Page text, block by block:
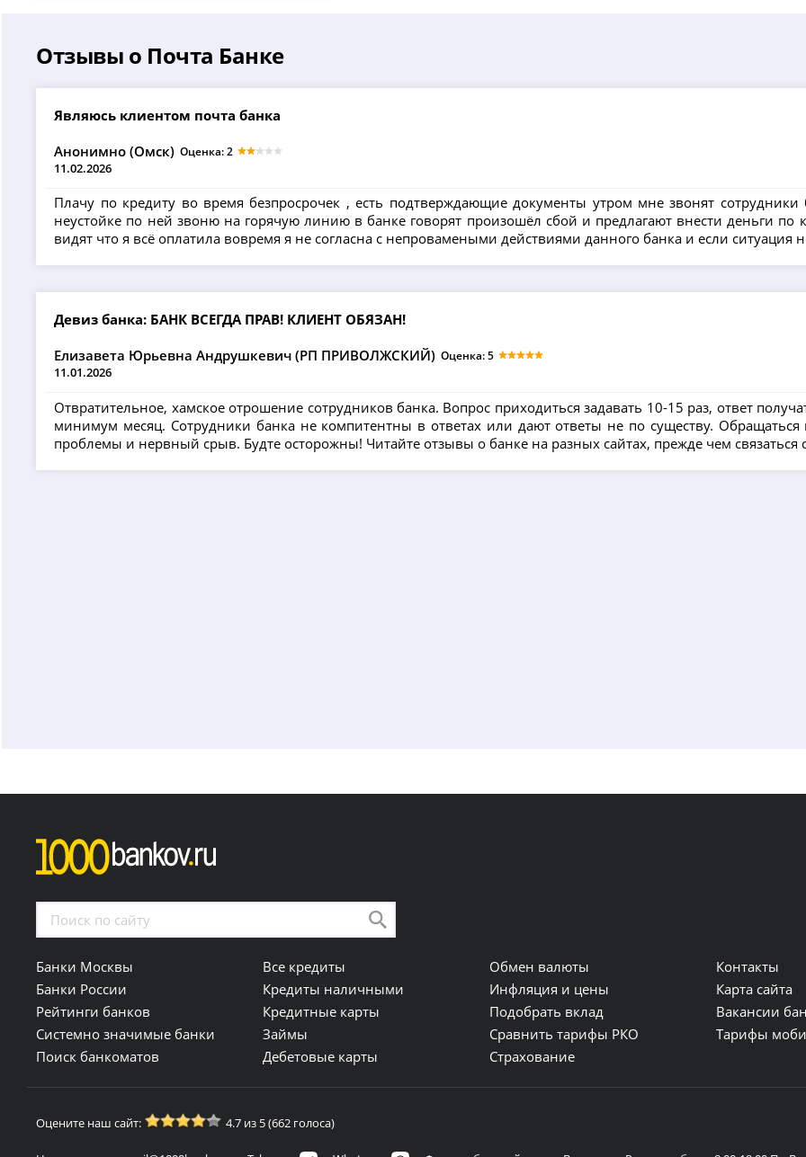
Отзывы о Почта Банке
Являюсь клиентом почта банка
Анонимно (Омск)
11.02.2026
Оценка: 2
Плачу по кредиту во время безпросрочек , есть подтверждающие документы утром мне звонят
неустойке по ней звоню на горячую линию в банке говорят произошёл сбой и предлагают внести деньги по
видят что я всё оплатила вовремя я не согласна с непровамеными действиями данного банка и если ситуация
Девиз банка: БАНК ВСЕГДА ПРАВ! КЛИЕНТ ОБЯЗАН!
Елизавета Юрьевна Андрушкевич (РП ПРИВОЛЖСКИЙ)
11.01.2026
Оценка: 5
Отвратительное, хамское отрошение сотрудников банка. Вопрос приходиться задавать 10-15 раз, ответ
минимум месяц. Сотрудники банка не компитентны в ответах или дают ответы не по существу.
проблемы и нервный срыв. Будте осторожны! Читайте отзывы о банке на разных сайтах, прежде чем связаться
Банки Москвы
Банки России
Рейтинги банков
Системно значимые банки
Поиск банкоматов
Все кредиты
Кредиты наличными
Кредитные карты
Займы
Дебетовые карты
Обмен валюты
Инфляция и цены
Подобрать вклад
Сравнить тарифы РКО
Страхование
Контакты
Карта сайта
Вакансии
Тарифы
Оцените наш сайт: 4.7 из 5 (662 голоса)